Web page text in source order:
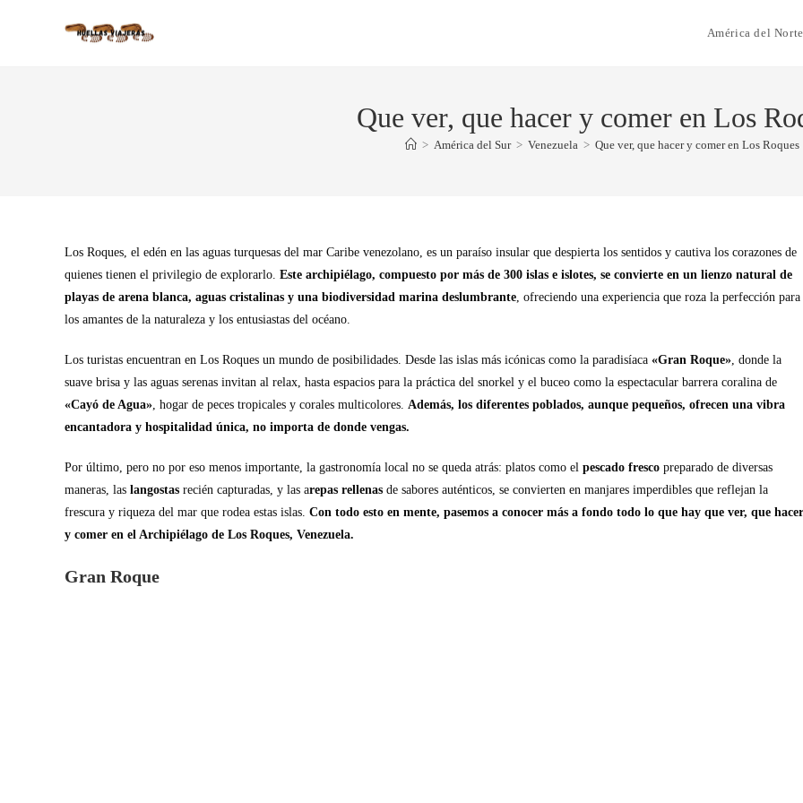
América del Norte
Que ver, que hacer y comer en Los
> América del Sur > Venezuela > Que ver, que hacer y comer en Los Roques
Los Roques, el edén en las aguas turquesas del mar Caribe venezolano, es un paraíso insular que despierta los sentidos y cautiva los corazones de
quienes tienen el privilegio de explorarlo. Este archipiélago, compuesto por más de 300 islas e islotes, se convierte en un lienzo natural de
playas de arena blanca, aguas cristalinas y una biodiversidad marina deslumbrante, ofreciendo una experiencia que roza la perfección para
los amantes de la naturaleza y los entusiastas del océano.
Los turistas encuentran en Los Roques un mundo de posibilidades. Desde las islas más icónicas como la paradisíaca «Gran Roque», donde la
suave brisa y las aguas serenas invitan al relax, hasta espacios para la práctica del snorkel y el buceo como la espectacular barrera coralina de
«Cayó de Agua», hogar de peces tropicales y corales multicolores. Además, los diferentes poblados, aunque pequeños, ofrecen una vibra
encantadora y hospitalidad única, no importa de donde vengas.
Por último, pero no por eso menos importante, la gastronomía local no se queda atrás: platos como el pescado fresco preparado de diversas
maneras, las langostas recién capturadas, y las arepas rellenas de sabores auténticos, se convierten en manjares imperdibles que reflejan la
frescura y riqueza del mar que rodea estas islas. Con todo esto en mente, pasemos a conocer más a fondo todo lo que hay que ver, que hacer
y comer en el Archipiélago de Los Roques, Venezuela.
Gran Roque